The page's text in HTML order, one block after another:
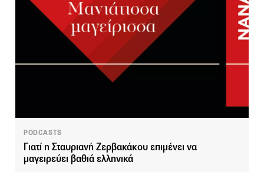
PODCASTS
Γιατί η Σταυριανή Ζερβακάκου επιμένει να
μαγειρεύει βαθιά ελληνικά